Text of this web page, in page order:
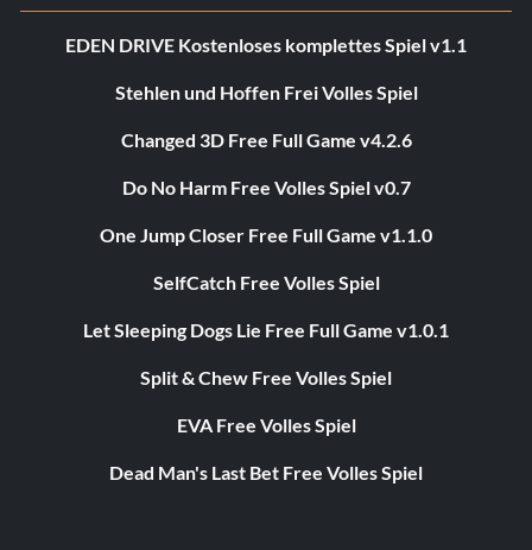
EDEN DRIVE Kostenloses komplettes Spiel v1.1
Stehlen und Hoffen Frei Volles Spiel
Changed 3D Free Full Game v4.2.6
Do No Harm Free Volles Spiel v0.7
One Jump Closer Free Full Game v1.1.0
SelfCatch Free Volles Spiel
Let Sleeping Dogs Lie Free Full Game v1.0.1
Split & Chew Free Volles Spiel
EVA Free Volles Spiel
Dead Man's Last Bet Free Volles Spiel